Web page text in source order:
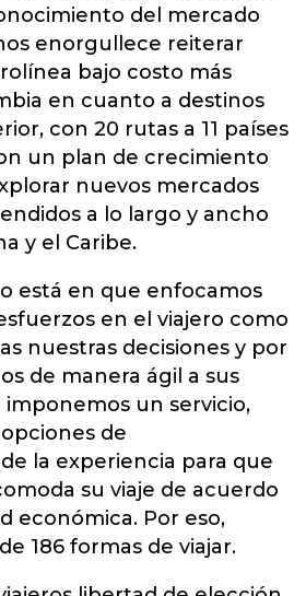
del mercado
enorgullece reiterar
bajo costo más
en cuanto a destinos
con 20 rutas a 11 países
un plan de crecimiento
nuevos mercados
a lo largo y ancho
y el Caribe.
está en que enfocamos
en el viajero como
nuestras decisiones y por
de manera ágil a sus
imponemos un servicio,
de
la experiencia para que
su viaje de acuerdo
económica. Por eso,
186 formas de viajar.